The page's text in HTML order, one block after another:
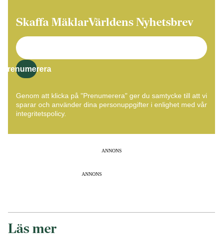
Skaffa MäklarVärldens Nyhetsbrev
Prenumerera
Genom att klicka på "Prenumerera" ger du samtycke till att vi
sparar och använder dina personuppgifter i enlighet med vår
integritetspolicy.
ANNONS
ANNONS
Läs mer